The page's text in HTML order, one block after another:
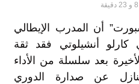
أن المدرب الإيطالي
كارلو أنشيلوتي فقد ثقة
بعد سلسلة من الأداء
عن صدارة الدوري